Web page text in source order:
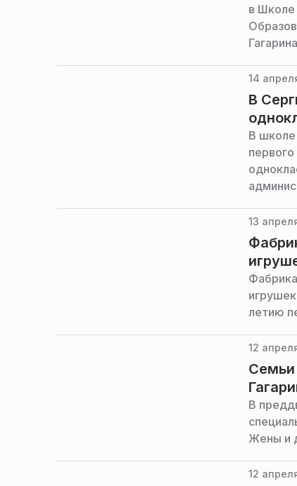
в Школе
14
В
В школе
13
летию
12
Семьи
В
Жены и
12